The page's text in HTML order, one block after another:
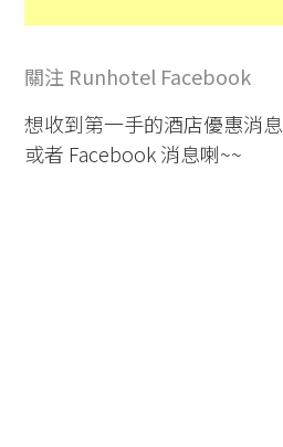
關注 Runhotel Facebook
想收到第一手的酒店優惠消
或者 Facebook 消息喇~~